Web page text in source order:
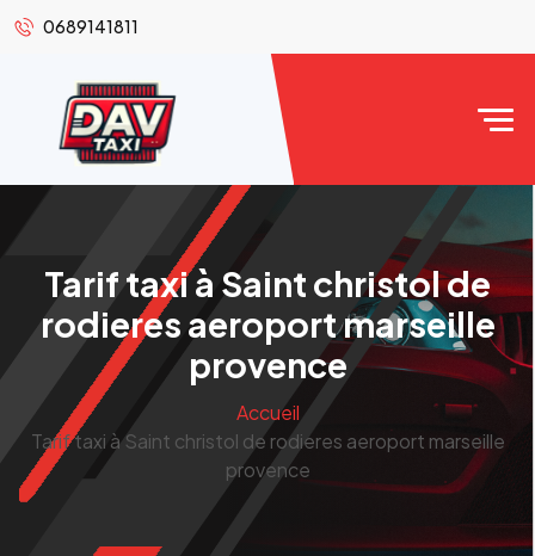
0689141811
Tarif taxi à Saint christol de
rodieres aeroport marseille
provence
Accueil
Tarif taxi à Saint christol de rodieres aeroport marseille
provence